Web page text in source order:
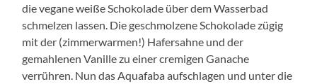
die vegane weiße Schokolade über dem Wasserbad
schmelzen lassen. Die geschmolzene Schokolade zügig
mit der (zimmerwarmen!) Hafersahne und der
gemahlenen Vanille zu einer cremigen Ganache
verrühren. Nun das Aquafaba aufschlagen und unter die